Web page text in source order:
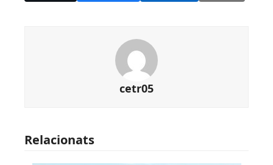
cetr05
Relacionats